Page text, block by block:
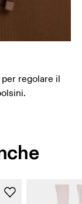
regolare il